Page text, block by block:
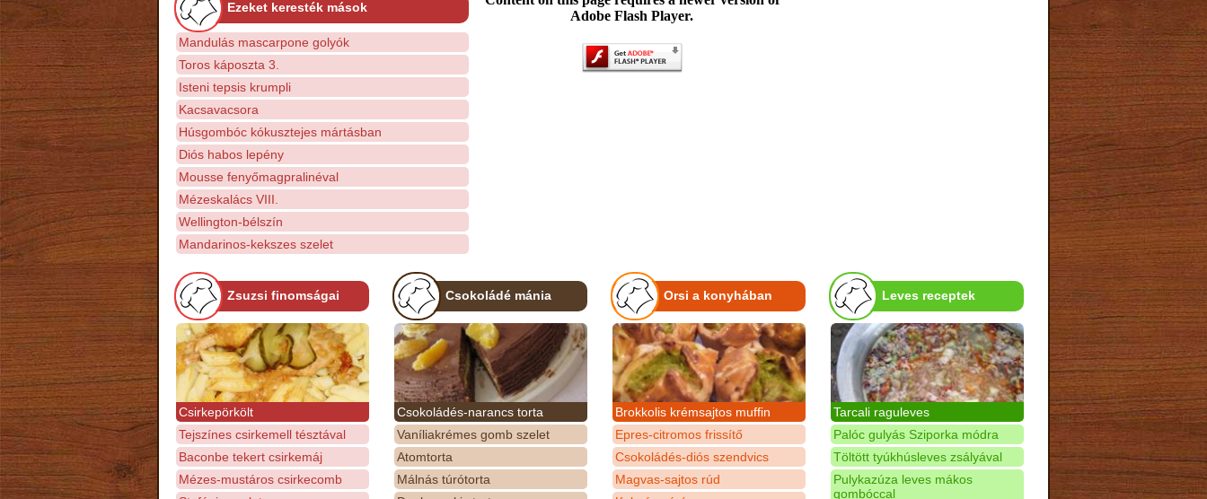
Ezeket keresték mások
Mandulás mascarpone golyók
Toros káposzta 3.
Isteni tepsis krumpli
Kacsavacsora
Húsgombóc kókusztejes mártásban
Diós habos lepény
Mousse fenyőmagpralinéval
Mézeskalács VIII.
Wellington-bélszín
Mandarinos-kekszes szelet
Adobe Flash Player.
Zsuzsi finomságai
Csirkepörkölt
Tejszínes csirkemell tésztával
Baconbe tekert csirkemáj
Mézes-mustáros csirkecomb
Csokoládé mánia
Csokoládés-narancs torta
Vaníliakrémes gomb szelet
Atomtorta
Málnás túrótorta
Orsi a konyhában
Brokkolis krémsajtos muffin
Epres-citromos frissítő
Csokoládés-diós szendvics
Magvas-sajtos rúd
Leves receptek
Tarcali raguleves
Palóc gulyás Sziporka módra
Töltött tyúkhúsleves zsályával
Pulykazúza leves mákos
gombóccal